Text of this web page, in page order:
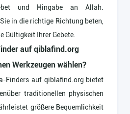
und Hingabe an Allah.
in die richtige Richtung beten,
Gültigkeit Ihrer Gebete.
auf qiblafind.org
Werkzeugen wählen?
Finders auf qiblafind.org bietet
traditionellen physischen
größere Bequemlichkeit